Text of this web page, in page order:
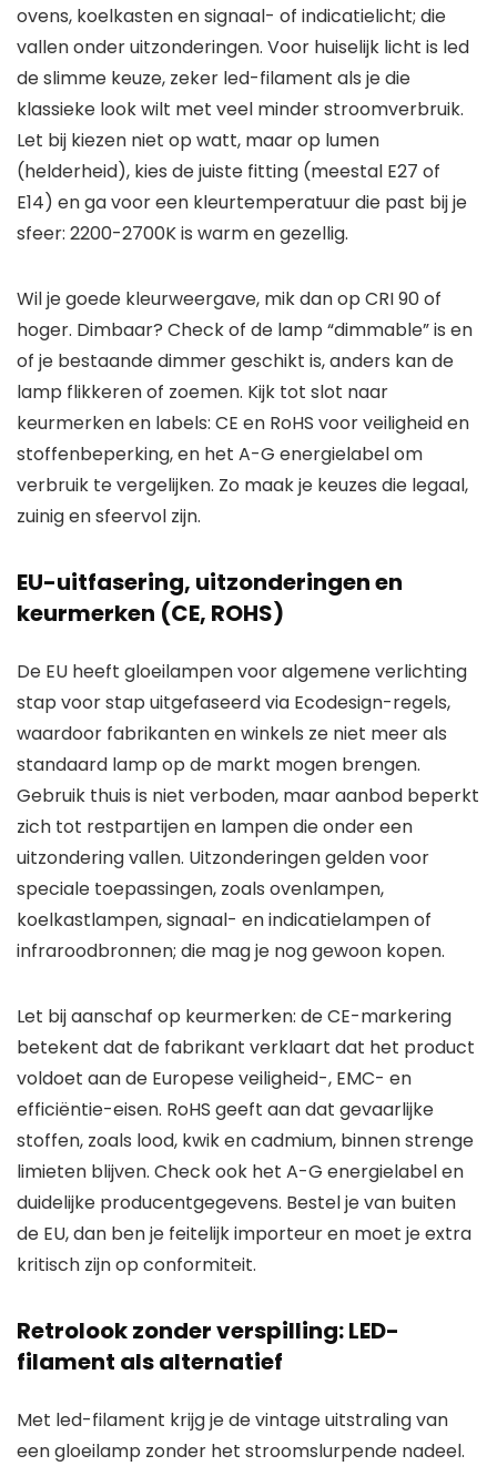
ovens, koelkasten en signaal- of indicatielicht; die
vallen onder uitzonderingen. Voor huiselijk licht is led
de slimme keuze, zeker led-filament als je die
klassieke look wilt met veel minder stroomverbruik.
Let bij kiezen niet op watt, maar op lumen
(helderheid), kies de juiste fitting (meestal E27 of
E14) en ga voor een kleurtemperatuur die past bij je
sfeer: 2200-2700K is warm en gezellig.
Wil je goede kleurweergave, mik dan op CRI 90 of
hoger. Dimbaar? Check of de lamp “dimmable” is en
of je bestaande dimmer geschikt is, anders kan de
lamp flikkeren of zoemen. Kijk tot slot naar
keurmerken en labels: CE en RoHS voor veiligheid en
stoffenbeperking, en het A-G energielabel om
verbruik te vergelijken. Zo maak je keuzes die legaal,
zuinig en sfeervol zijn.
EU-uitfasering, uitzonderingen en
keurmerken (CE, ROHS)
De EU heeft gloeilampen voor algemene verlichting
stap voor stap uitgefaseerd via Ecodesign-regels,
waardoor fabrikanten en winkels ze niet meer als
standaard lamp op de markt mogen brengen.
Gebruik thuis is niet verboden, maar aanbod beperkt
zich tot restpartijen en lampen die onder een
uitzondering vallen. Uitzonderingen gelden voor
speciale toepassingen, zoals ovenlampen,
koelkastlampen, signaal- en indicatielampen of
infraroodbronnen; die mag je nog gewoon kopen.
Let bij aanschaf op keurmerken: de CE-markering
betekent dat de fabrikant verklaart dat het product
voldoet aan de Europese veiligheid-, EMC- en
efficiëntie-eisen. RoHS geeft aan dat gevaarlijke
stoffen, zoals lood, kwik en cadmium, binnen strenge
limieten blijven. Check ook het A-G energielabel en
duidelijke producentgegevens. Bestel je van buiten
de EU, dan ben je feitelijk importeur en moet je extra
kritisch zijn op conformiteit.
Retrolook zonder verspilling: LED-
filament als alternatief
Met led-filament krijg je de vintage uitstraling van
een gloeilamp zonder het stroomslurpende nadeel.